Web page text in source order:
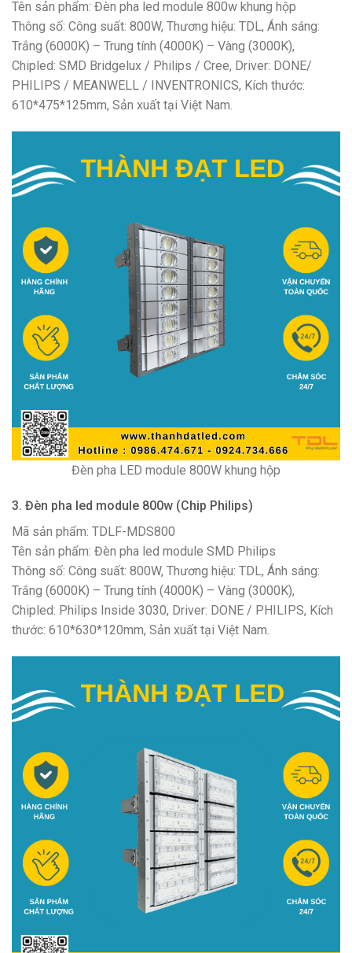
Tên sản phẩm: Đèn pha led module 800w khung hộp
Thông số: Công suất: 800W, Thương hiệu: TDL, Ánh sáng:
Trắng (6000K) – Trung tính (4000K) – Vàng (3000K),
Chipled: SMD Bridgelux / Philips / Cree, Driver: DONE/
PHILIPS / MEANWELL / INVENTRONICS, Kích thước:
610*475*125mm, Sản xuất tại Việt Nam.
Đèn pha LED module 800W khung hộp
3. Đèn pha led module 800w (Chip Philips)
Mã sản phẩm: TDLF-MDS800
Tên sản phẩm: Đèn pha led module SMD Philips
Thông số: Công suất: 800W, Thương hiệu: TDL, Ánh sáng:
Trắng (6000K) – Trung tính (4000K) – Vàng (3000K),
Chipled: Philips Inside 3030, Driver: DONE / PHILIPS, Kích
thước: 610*630*120mm, Sản xuất tại Việt Nam.